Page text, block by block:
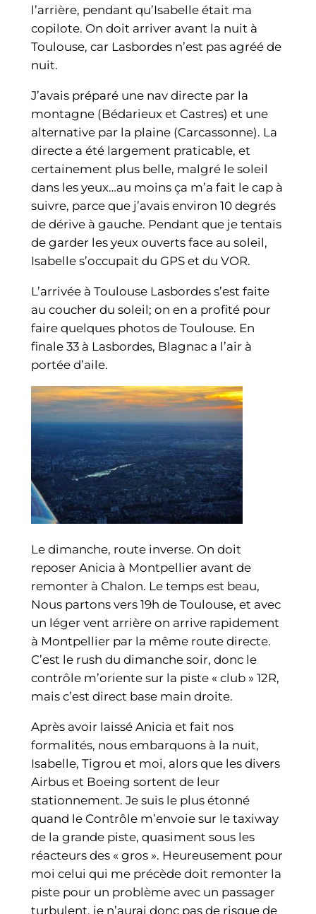
l’arrière, pendant qu’Isabelle était ma
copilote. On doit arriver avant la nuit à
Toulouse, car Lasbordes n’est pas agréé de
nuit.
J’avais préparé une nav directe par la
montagne (Bédarieux et Castres) et une
alternative par la plaine (Carcassonne). La
directe a été largement praticable, et
certainement plus belle, malgré le soleil
dans les yeux…au moins ça m’a fait le cap à
suivre, parce que j’avais environ 10 degrés
de dérive à gauche. Pendant que je tentais
de garder les yeux ouverts face au soleil,
Isabelle s’occupait du GPS et du VOR.
L’arrivée à Toulouse Lasbordes s’est faite
au coucher du soleil; on en a profité pour
faire quelques photos de Toulouse. En
finale 33 à Lasbordes, Blagnac a l’air à
portée d’aile.
Le dimanche, route inverse. On doit
reposer Anicia à Montpellier avant de
remonter à Chalon. Le temps est beau,
Nous partons vers 19h de Toulouse, et avec
un léger vent arrière on arrive rapidement
à Montpellier par la même route directe.
C’est le rush du dimanche soir, donc le
contrôle m’oriente sur la piste « club » 12R,
mais c’est direct base main droite.
Après avoir laissé Anicia et fait nos
formalités, nous embarquons à la nuit,
Isabelle, Tigrou et moi, alors que les divers
Airbus et Boeing sortent de leur
stationnement. Je suis le plus étonné
quand le Contrôle m’envoie sur le taxiway
de la grande piste, quasiment sous les
réacteurs des « gros ». Heureusement pour
moi celui qui me précède doit remonter la
piste pour un problème avec un passager
turbulent, je n’aurai donc pas de risque de